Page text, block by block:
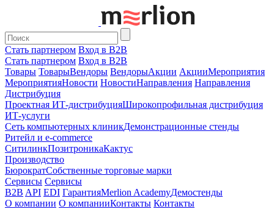
Стать партнером Вход в B2B
Стать партнером Вход в B2B
Товары ТоварыВендоры ВендорыАкции АкцииМероприятия
МероприятияНовости НовостиНаправления Направления
Дистрибуция
Проектная ИТ-дистрибуцияШирокопрофильная дистрибуция
ИТ-услуги
Сеть компьютерных клиникДемонстрационные стенды
Ритейл и e-commerce
СитилинкПозитроникаКактус
Производство
БюрократСобственные торговые марки
Сервисы Сервисы
B2B API EDI ГарантияMerlion AcademyДемостенды
О компании О компанииКонтакты Контакты